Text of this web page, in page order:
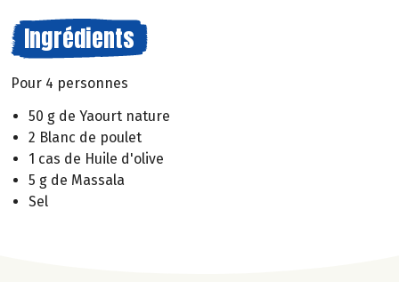
Ingrédients
Pour 4 personnes
50 g de Yaourt nature
2 Blanc de poulet
1 cas de Huile d'olive
5 g de Massala
Sel